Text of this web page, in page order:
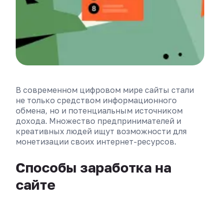
В современном цифровом мире сайты стали
не только средством информационного
обмена, но и потенциальным источником
дохода. Множество предпринимателей и
креативных людей ищут возможности для
монетизации своих интернет-ресурсов.
Способы заработка на
сайте